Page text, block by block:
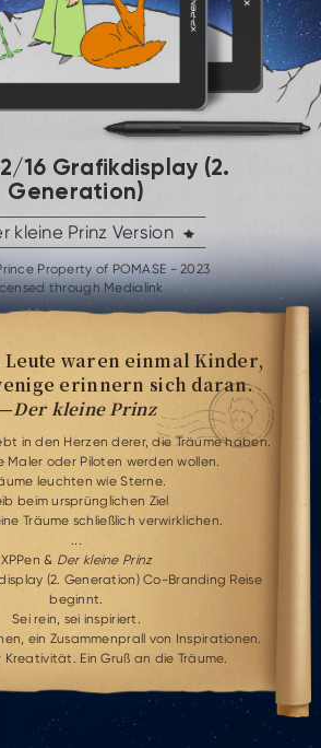
/16 Grafikdisplay (2.
Generation)
kleine Prinz Version
Property of POMASE - 2023
through Medialink
waren einmal Kinder,
erinnern sich daran.
Der kleine Prinz
in den Herzen derer, die Träume haben.
Maler oder Piloten werden wollen.
leuchten wie Sterne.
beim ursprünglichen Ziel
Träume schließlich verwirklichen.
...
XPPen & Der kleine Prinz
(2. Generation) Co-Branding Reise
beginnt.
Sei rein, sei inspiriert.
ein Zusammenprall von Inspirationen.
Ein Gruß an die Träume.